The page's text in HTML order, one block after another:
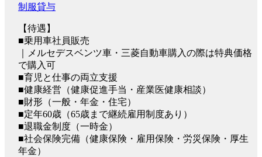
制服貸与
【待遇】
■乗用車社員販売
｜メルセデスベンツ車・三菱自動車購入の際は特典価格
で購入可
■育児と仕事の両立支援
■健康経営（健康促進手当・産業医健康相談）
■財形（一般・年金・住宅）
■定年60歳（65歳まで継続雇用制度あり）
■退職金制度（一時金）
■社会保険完備（健康保険・雇用保険・労災保険・厚生
年金）